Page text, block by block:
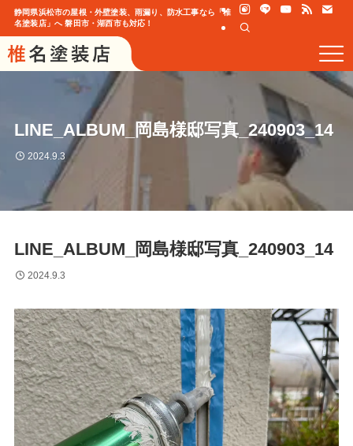
静岡県浜松市の屋根・外壁塗装、雨漏り、防水工事なら「椎
名塗装店」へ 磐田市・湖西市も対応！
LINE_ALBUM_岡島様邸写真_240903_14
2024.9.3
LINE_ALBUM_岡島様邸写真_240903_14
2024.9.3